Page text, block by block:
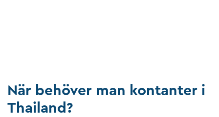
När behöver man kontanter i
Thailand?